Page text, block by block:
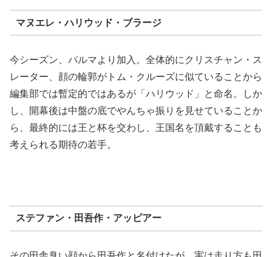
マヌエレ・ハリウッド・ブラージ
今シーズン、パルマより加入。全体的にクリスチャン・ス
レーター、顔の輪郭がトム・クルーズに似ていることから
編集部では暫定的ではあるが「ハリウッド」と命名。しか
し、開幕後は中盤の底でやんちゃ振りを見せていることか
ら、最終的には王と杯を交わし、王国名を頂戴することも
考えられる期待の若手。
ステファン・田吾作・アッピアー